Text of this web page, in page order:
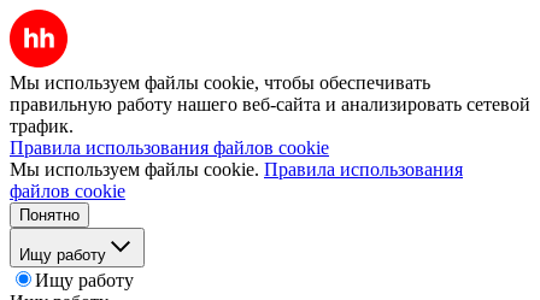
Мы используем файлы cookie, чтобы обеспечивать
правильную работу нашего веб-сайта и анализировать сетевой
трафик.
Правила использования файлов cookie
Мы используем файлы cookie. Правила использования
файлов cookie
Понятно
Ищу работу
Ищу работу